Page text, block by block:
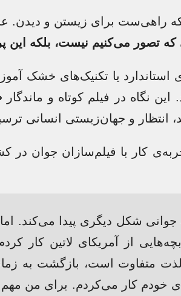
راهی‌ست برای زیستن و دیدن.
که تصور می‌کنیم نیست،
استاندارد یا تکنیک‌های خشک
نگاه در فیلم کوتاه و ماندگار
انتظار و جهان‌زیستی انسانی
کار با فیلم‌سازان جوان
شکل دیگری پیدا می‌کند. اما
از آمریکای لاتین
متفاوت است، بازگشت به
خودم کار می‌کردم. برای من